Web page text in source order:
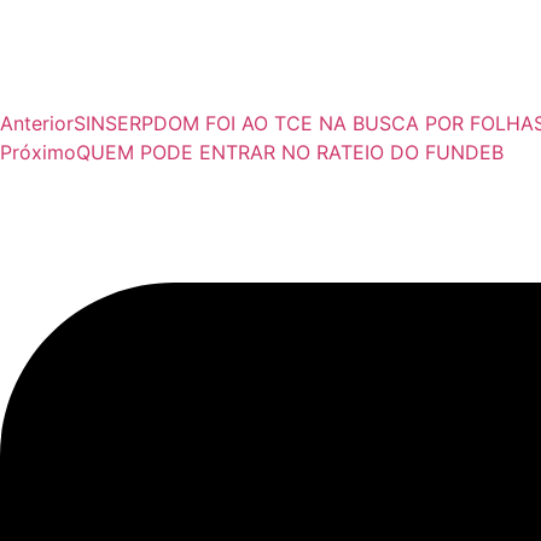
AnteriorSINSERPDOM FOI AO TCE NA BUSCA POR
PróximoQUEM PODE ENTRAR NO RATEIO DO FUNDEB